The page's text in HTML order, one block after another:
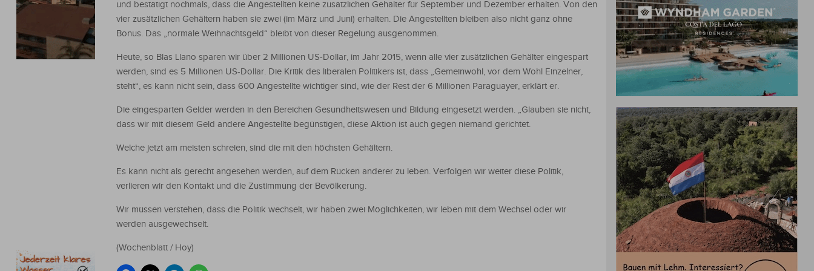
und bestätigt nochmals, dass die Angestellten keine zusätzlichen Gehälter für September und Dezember erhalten. Von den
vier zusätzlichen Gehältern haben sie zwei (im März und Juni) erhalten. Die Angestellten bleiben also nicht ganz ohne
Bonus. Das „normale Weihnachtsgeld“ bleibt von dieser Regelung ausgenommen.
Heute, so Blas Llano sparen wir über 2 Millionen US-Dollar, im Jahr 2015, wenn alle vier zusätzlichen Gehälter eingespart
werden, sind es 5 Millionen US-Dollar. Die Kritik des liberalen Politikers ist, dass „Gemeinwohl, vor dem Wohl Einzelner,
steht“, es kann nicht sein, dass 600 Angestellte wichtiger sind, wie der Rest der 6 Millionen Paraguayer, erklärt er.
Die eingesparten Gelder werden in den Bereichen Gesundheitswesen und Bildung eingesetzt werden. „Glauben sie nicht,
dass wir mit diesem Geld andere Angestellte begünstigen, diese Aktion ist auch gegen niemand gerichtet.
Welche jetzt am meisten schreien, sind die mit den höchsten Gehältern.
Es kann nicht als gerecht angesehen werden, auf dem Rücken anderer zu leben. Verfolgen wir weiter diese Politik,
verlieren wir den Kontakt und die Zustimmung der Bevölkerung.
Wir müssen verstehen, dass die Politik wechselt, wir haben zwei Möglichkeiten, wir leben mit dem Wechsel oder wir
werden ausgewechselt.
(Wochenblatt / Hoy)